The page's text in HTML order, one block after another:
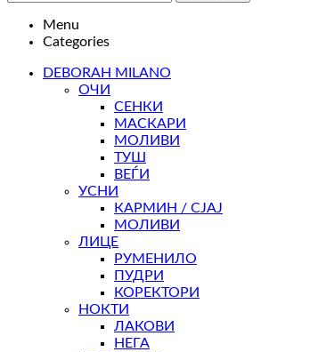
Menu
Categories
DEBORAH MILANO
ОЧИ
СЕНКИ
МАСКАРИ
МОЛИВИ
ТУШ
ВЕЃИ
УСНИ
КАРМИН / СЈАЈ
МОЛИВИ
ЛИЦЕ
РУМЕНИЛО
ПУДРИ
КОРЕКТОРИ
НОКТИ
ЛАКОВИ
НЕГА